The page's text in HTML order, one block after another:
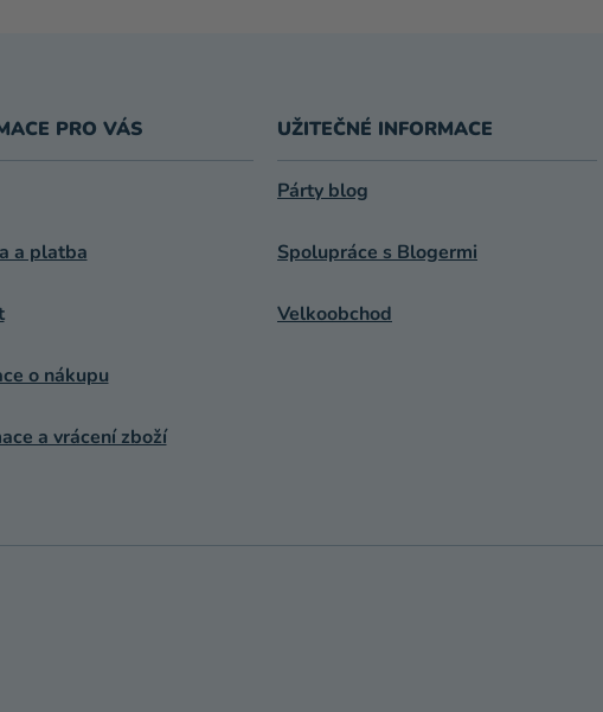
PRO VÁS
a platba
o nákupu
a vrácení zboží
UŽITEČNÉ INFORMACE
Párty blog
Spolupráce s Blogermi
Velkoobchod